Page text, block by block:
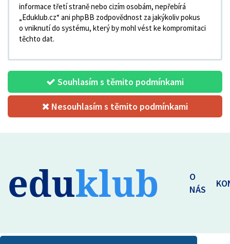
informace třetí straně nebo cizím osobám, nepřebírá
„Eduklub.cz“ ani phpBB zodpovědnost za jakýkoliv pokus
o vniknutí do systému, který by mohl vést ke kompromitaci
těchto dat.
Souhlasím s těmito podmínkami
Nesouhlasím s těmito podmínkami
eduklub
O
NÁS